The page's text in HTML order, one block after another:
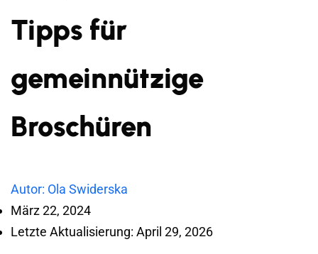
Tipps für
gemeinnützige
Broschüren
Autor: Ola Swiderska
März 22, 2024
Letzte Aktualisierung: April 29, 2026